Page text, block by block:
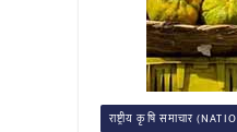
राष्ट्रीय कृषि समाचार